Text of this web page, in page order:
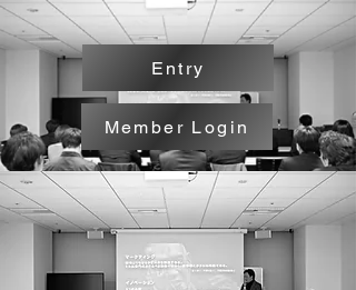
Entry
Member Login